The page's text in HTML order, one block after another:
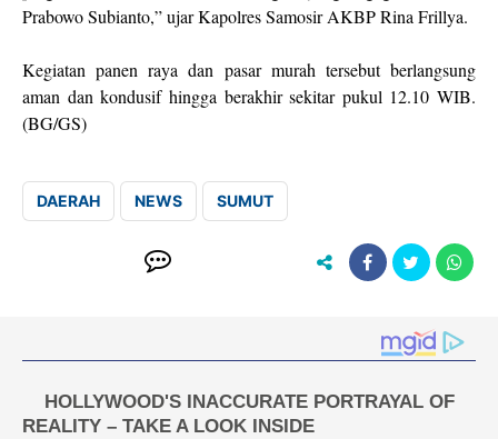
Prabowo Subianto,” ujar Kapolres Samosir AKBP Rina Frillya.
Kegiatan panen raya dan pasar murah tersebut berlangsung
aman dan kondusif hingga berakhir sekitar pukul 12.10 WIB.
(BG/GS)
DAERAH NEWS SUMUT